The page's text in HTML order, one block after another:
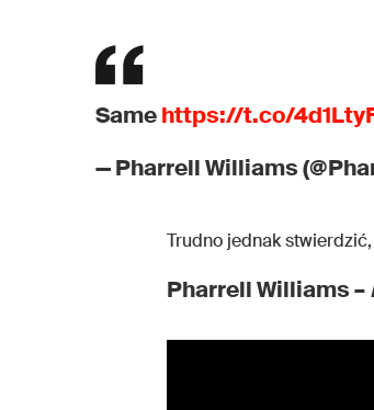
Samehttps://t.co/
— Pharrell Williams
Trudno jednak
Pharrell Williams –